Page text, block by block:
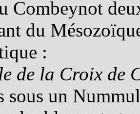
Combeynot
du
:
de la Croix de
sous un